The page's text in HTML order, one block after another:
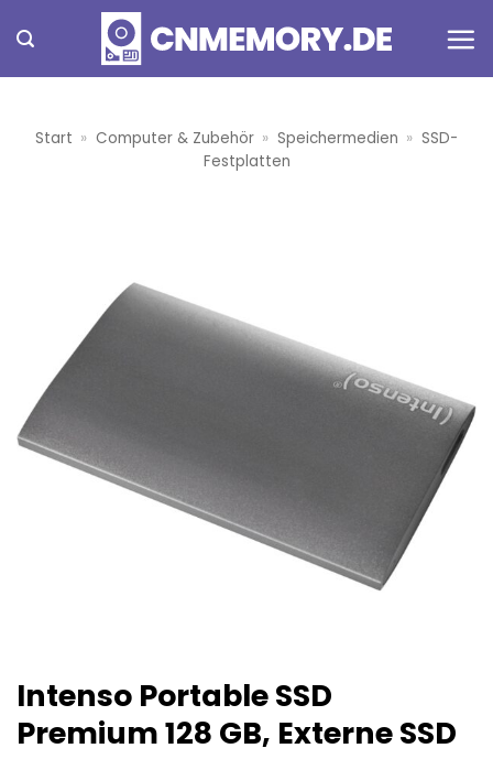
Inhalt
springen
Start » Computer & Zubehör » Speichermedien » SSD-
Festplatten
Intenso Portable SSD
Premium 128 GB, Externe SSD